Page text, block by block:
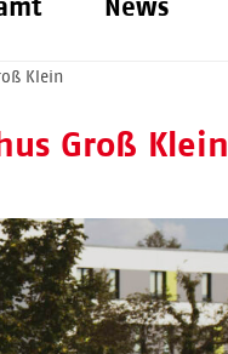
News
Klein
Groß Klein